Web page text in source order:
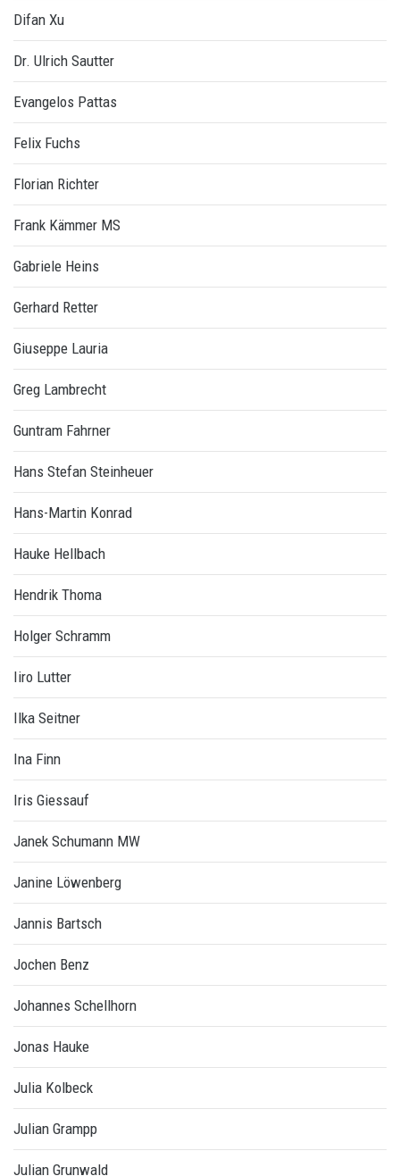
Difan Xu
Dr. Ulrich Sautter
Evangelos Pattas
Felix Fuchs
Florian Richter
Frank Kämmer MS
Gabriele Heins
Gerhard Retter
Giuseppe Lauria
Greg Lambrecht
Guntram Fahrner
Hans Stefan Steinheuer
Hans-Martin Konrad
Hauke Hellbach
Hendrik Thoma
Holger Schramm
Iiro Lutter
Ilka Seitner
Ina Finn
Iris Giessauf
Janek Schumann MW
Janine Löwenberg
Jannis Bartsch
Jochen Benz
Johannes Schellhorn
Jonas Hauke
Julia Kolbeck
Julian Grampp
Julian Grunwald